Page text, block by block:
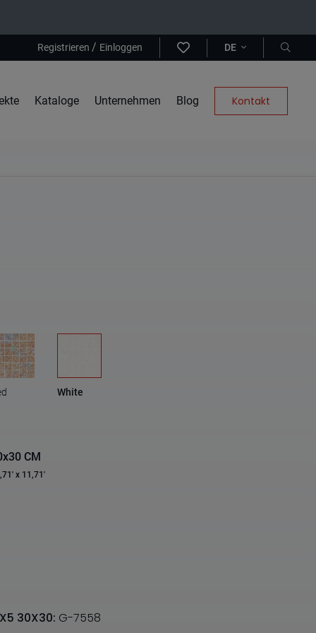
Registrieren / Einloggen DE
Kataloge Unternehmen Blog Kontakt
White
CM
x 11,71'
30X30: G-7558